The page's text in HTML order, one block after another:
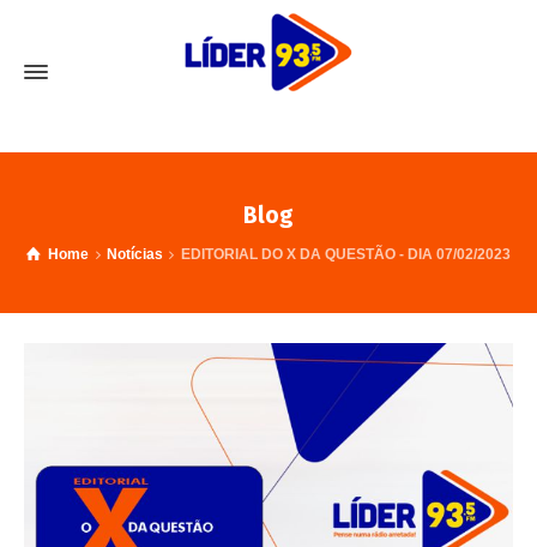
Blog
Home Notícias EDITORIAL DO X DA QUESTÃO - DIA 07/02/2023